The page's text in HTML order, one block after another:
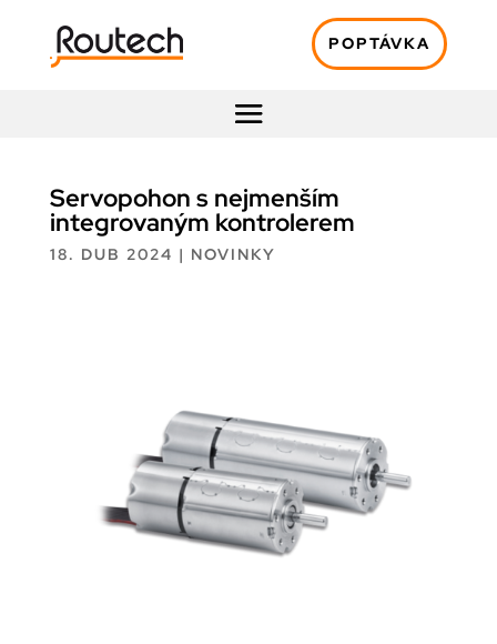
POPTÁVKA
Servopohon s nejmenším
integrovaným kontrolerem
18. DUB 2024 | NOVINKY